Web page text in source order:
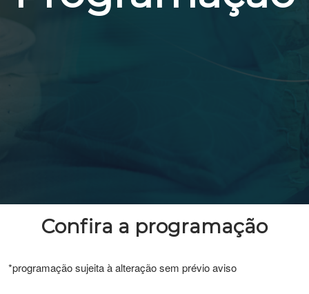
Confira a programação
*programação sujeita à alteração sem prévio aviso